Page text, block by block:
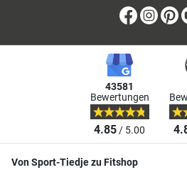
Facebook
43581
Bewertungen
4.85/ 5.00
Von Sport-Tiedje zu Fitshop